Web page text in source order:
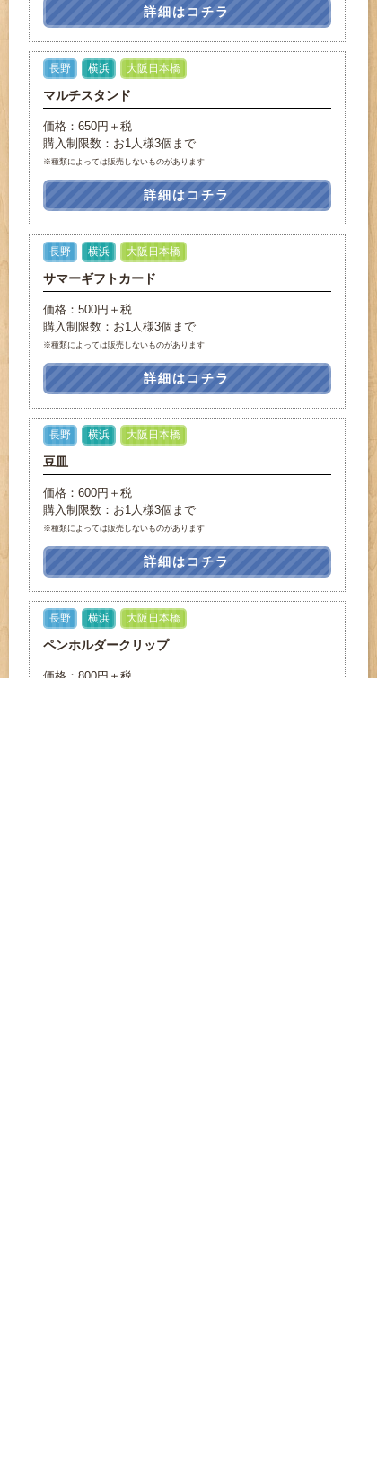
詳細はコチラ
長野 横浜 大阪日本橋
マルチスタンド
価格：650円＋税
購入制限数：お1人様3個まで
※種類によっては販売しないものがあります
詳細はコチラ
長野 横浜 大阪日本橋
サマーギフトカード
価格：500円＋税
購入制限数：お1人様3個まで
※種類によっては販売しないものがあります
詳細はコチラ
長野 横浜 大阪日本橋
豆皿
価格：600円＋税
購入制限数：お1人様3個まで
※種類によっては販売しないものがあります
詳細はコチラ
長野 横浜 大阪日本橋
ペンホルダークリップ
価格：800円＋税